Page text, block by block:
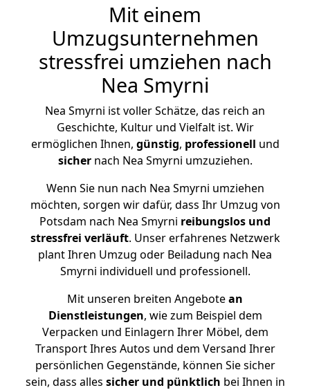
Mit einem
Umzugsunternehmen
stressfrei umziehen nach
Nea Smyrni
Nea Smyrni ist voller Schätze, das reich an
Geschichte, Kultur und Vielfalt ist. Wir
ermöglichen Ihnen, günstig, professionell und
sichernach Nea Smyrni umzuziehen.
Wenn Sie nun nach Nea Smyrni umziehen
möchten, sorgen wir dafür, dass Ihr Umzug von
Potsdam nach Nea Smyrni reibungslos und
stressfrei verläuft. Unser erfahrenes Netzwerk
plant Ihren Umzug oder Beiladung nach Nea
Smyrni individuell und professionell.
Mit unseren breiten Angebotean
Dienstleistungen, wie zum Beispiel dem
Verpacken und Einlagern Ihrer Möbel, dem
Transport Ihres Autos und dem Versand Ihrer
persönlichen Gegenstände, können Sie sicher
sein, dass alles sicher und pünktlich bei Ihnen in